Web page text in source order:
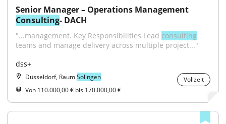
Consulting- DACH
"...management. Key Responsibilities Lead consulting
teams and manage delivery across multiple project..."
dss+
Düsseldorf, RaumSolingen
Vollzeit
Von 110.000,00 € bis 170.000,00 €